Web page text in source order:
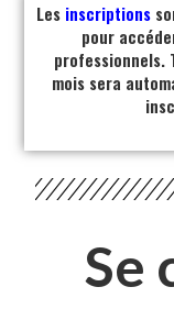
Les inscriptions
pour
professionnels.
mois sera
Se